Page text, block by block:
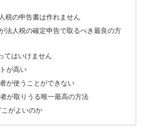
税の申告書は作れません
法人税の確定申告で取るべき最良の方
てはいけません
が高い
が使うことができない
が取りうる唯一最高の方法
がよいのか